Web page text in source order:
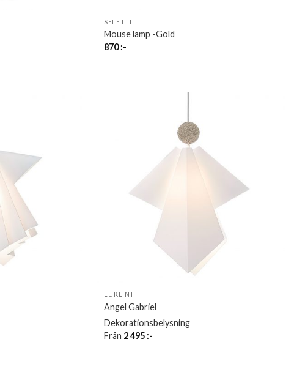
SELETTI
Mouse lamp -Gold
870:-
LE KLINT
Angel Gabriel
Dekorationsbelysning
Från 2 495 :-